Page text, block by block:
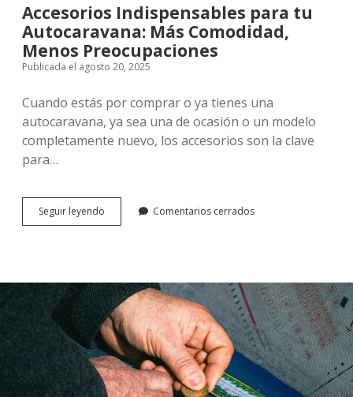
Accesorios Indispensables para tu
Autocaravana: Más Comodidad,
Menos Preocupaciones
Publicada el agosto 20, 2025
Cuando estás por comprar o ya tienes una
autocaravana, ya sea una de ocasión o un modelo
completamente nuevo, los accesorios son la clave
para…
Seguir leyendo Accesorios
Indispensables
Más
Comodidad,
Menos
Preocupaciones
Comentarios cerrados